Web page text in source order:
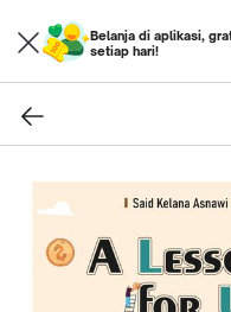
Belanja di aplikasi,
setiap hari!